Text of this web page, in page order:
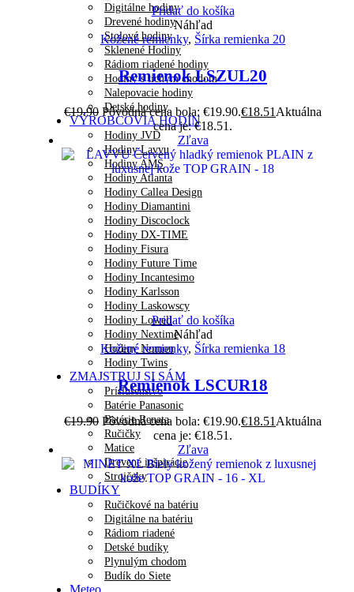
Digitálne hodiny
Drevené hodiny
Stolové hodiny
Sklenené Hodiny
Rádiom riadené hodiny
Hodiny s tichým chodom
Nalepovacie hodiny
Detské hodiny
VÝROBCOVIA HODÍN
Hodiny JVD
Hodiny Lavvu
Hodiny AMS
Hodiny Atlanta
Hodiny Callea Design
Hodiny Diamantini
Hodiny Discoclock
Hodiny DX-TIME
Hodiny Fisura
Hodiny Future Time
Hodiny Incantesimo
Hodiny Karlsson
Hodiny Laskowscy
Hodiny Lowell
Hodiny Nextime
Hodiny Nomon
Hodiny Twins
ZMAJSTRUJ SI SÁM
Príslušenstvo
Batérie Panasonic
Batérie Renata
Ručičky
Matice
Drevené inšpirácie
Strojčeky
BUDÍKY
Ručičkové na batériu
Digitálne na batériu
Rádiom riadené
Detské budíky
Plynulým chodom
Budík do Siete
Meteo
Pridať do košíka
Náhľad
Kožené remienky, Šírka remienka 20
Remienok LSZUL20
€19.90 Pôvodná cena bola: €19.90.€18.51 Aktuálna
cena je: €18.51.
Zľava
Pridať do košíka
Náhľad
Kožené remienky, Šírka remienka 18
Remienok LSCUR18
€19.90 Pôvodná cena bola: €19.90.€18.51 Aktuálna
cena je: €18.51.
Zľava